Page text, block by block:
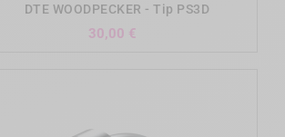
DTE WOODPECKER - Tip PS3D
30,00 €